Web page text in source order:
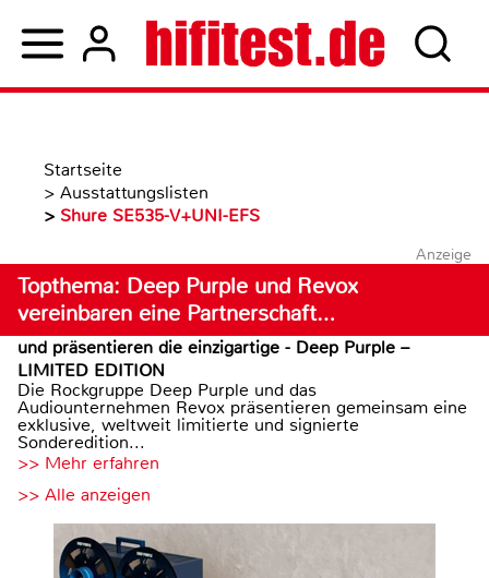
Startseite
> Ausstattungslisten
> Shure SE535-V+UNI-EFS
Anzeige
Topthema: Deep Purple und Revox
vereinbaren eine Partnerschaft…
und präsentieren die einzigartige - Deep Purple –
LIMITED EDITION
Die Rockgruppe Deep Purple und das
Audiounternehmen Revox präsentieren gemeinsam eine
exklusive, weltweit limitierte und signierte
Sonderedition...
>> Mehr erfahren
>> Alle anzeigen